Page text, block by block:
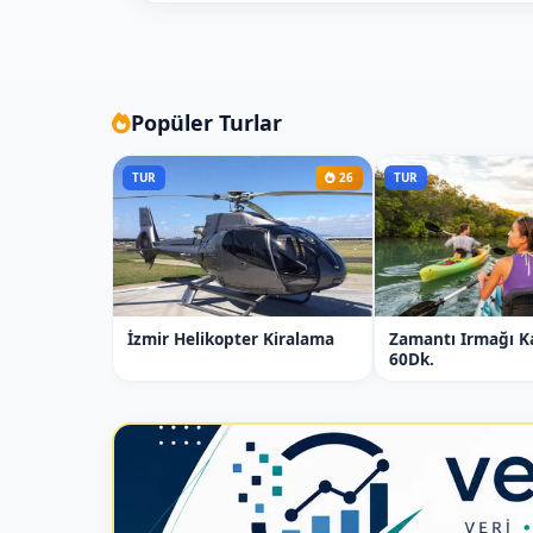
16:30
Atçılık kültürü semineri
18:30
Serbest zaman / Fotoğraf çekimi
20:30
23:30
Otele dönüş
Popüler Turlar
TUR 26
İzmir Helikopter Kiralama
TUR
Zamantı Irmağı
60Dk.